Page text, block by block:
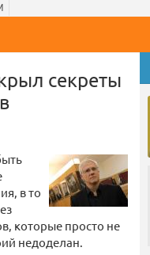
секреты
в то
которые просто не
недоделан.